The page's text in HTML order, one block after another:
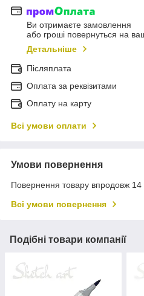
Ви отримаєте замовлення
або гроші повернуться на
Детальніше
Післяплата
Оплата за реквізитами
Оплату на карту
Всі умови оплати
Умови повернення
Повернення товару впродовж 14
Всі умови повернення
Подібні товари компанії